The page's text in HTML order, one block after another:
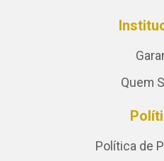
Quem
Política de